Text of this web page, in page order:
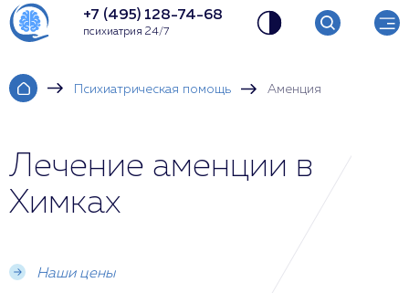
+7 (495) 128-74-68
психиатрия 24/7
Психиатрическая помощь Аменция
Лечение аменции в
Химках
Наши цены